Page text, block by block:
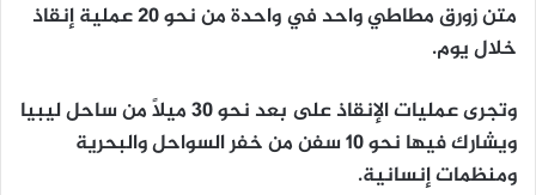
متن زورق مطاطي واحد في واحدة من نحو 20 عملية إنقاذ
خلال يوم.
وتجرى عمليات الإنقاذ على بعد نحو 30 ميلاً من ساحل ليبيا
ويشارك فيها نحو 10 سفن من خفر السواحل والبحرية
ومنظمات إنسانية.